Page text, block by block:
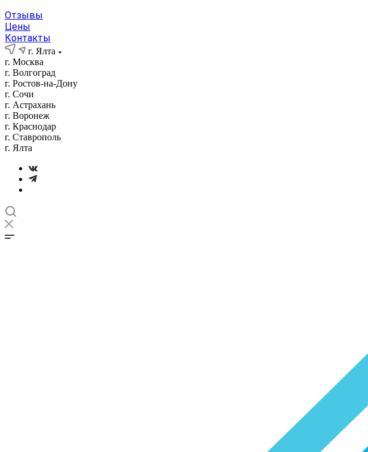
Отзывы
Цены
Контакты
г. Ялта
г. Москва
г. Волгоград
г. Ростов-на-Дону
г. Сочи
г. Астрахань
г. Воронеж
г. Краснодар
г. Ставрополь
г. Ялта